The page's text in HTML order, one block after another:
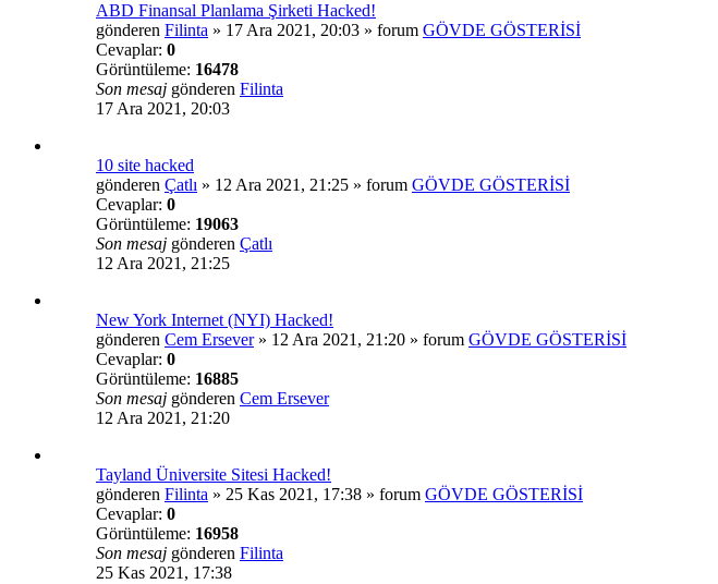
ABD Finansal Planlama Şirketi Hacked!
gönderen Filinta » 17 Ara 2021, 20:03 » forum GÖVDE GÖSTERİSİ
Cevaplar: 0
Görüntüleme: 16478
Son mesaj gönderen Filinta
17 Ara 2021, 20:03
10 site hacked
gönderen Çatlı » 12 Ara 2021, 21:25 » forum GÖVDE GÖSTERİSİ
Cevaplar: 0
Görüntüleme: 19063
Son mesaj gönderen Çatlı
12 Ara 2021, 21:25
New York Internet (NYI) Hacked!
gönderen Cem Ersever» 12 Ara 2021, 21:20 » forum GÖVDE GÖSTERİSİ
Cevaplar: 0
Görüntüleme: 16885
Son mesaj gönderen Cem Ersever
12 Ara 2021, 21:20
Tayland Üniversite Sitesi Hacked!
gönderen Filinta » 25 Kas 2021, 17:38 » forum GÖVDE GÖSTERİSİ
Cevaplar: 0
Görüntüleme: 16958
Son mesaj gönderen Filinta
25 Kas 2021, 17:38